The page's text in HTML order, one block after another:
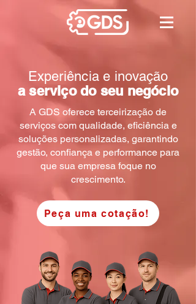
Experiência e inovação
a serviço do seu negócio
A GDS oferece terceirização de
serviços com qualidade, eficiência e
soluções personalizadas, garantindo
gestão, confiança e performance para
que sua empresa foque no
crescimento.
Peça uma cotação!